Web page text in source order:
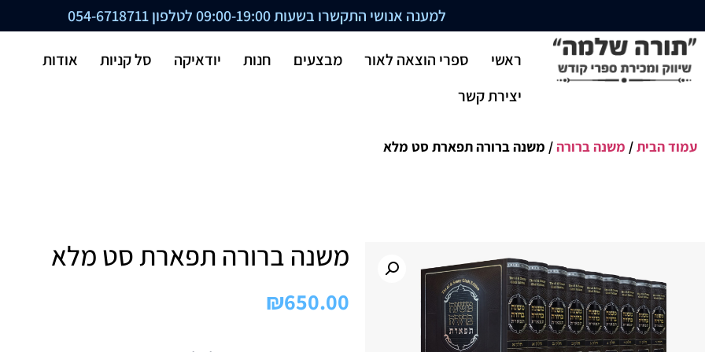
למענה אנושי התקשרו בשעות 09:00-19:00 לטלפון 054-6718711
ראשי ספרי הוצאה לאור מבצעים חנות יודאיקה סל קניות
אודות
יצירת קשר
עמוד הבית/ משנה ברורה/ משנה ברורה תפארת סט מלא
משנה ברורה תפארת סט מלא
₪650.00